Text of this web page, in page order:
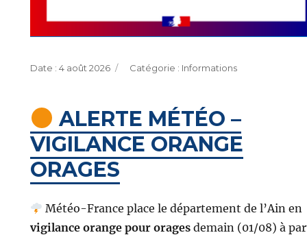
Publié
4 août 2026 Catégories
Informations
ALERTE MÉTÉO –
VIGILANCE ORANGE
ORAGES
Météo-France place le département de l’Ain en
vigilance orange pour oragesdemain (01/08) à